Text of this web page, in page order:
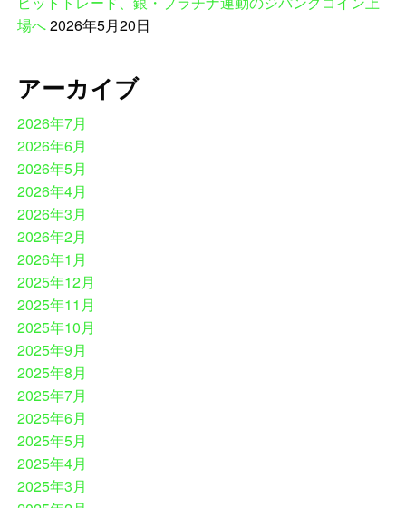
場へ2026年5月20日
アーカイブ
2026年7月
2026年6月
2026年5月
2026年4月
2026年3月
2026年2月
2026年1月
2025年12月
2025年11月
2025年10月
2025年9月
2025年8月
2025年7月
2025年6月
2025年5月
2025年4月
2025年3月